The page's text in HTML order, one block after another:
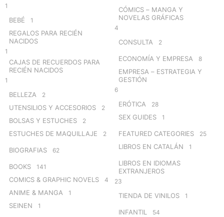
1
BEBÉ 1
REGALOS PARA RECIÉN
NACIDOS
1
CAJAS DE RECUERDOS PARA
RECIÉN NACIDOS
1
BELLEZA 2
UTENSILIOS Y ACCESORIOS 2
BOLSAS Y ESTUCHES 2
ESTUCHES DE MAQUILLAJE 2
BIOGRAFIAS 62
BOOKS 141
COMICS & GRAPHIC NOVELS 4
ANIME & MANGA 1
SEINEN 1
CÓMICS – MANGA Y
NOVELAS GRÁFICAS
4
CONSULTA 2
ECONOMÍA Y EMPRESA 8
EMPRESA – ESTRATEGIA Y
GESTIÓN
6
ERÓTICA 28
SEX GUIDES 1
FEATURED CATEGORIES 25
LIBROS EN CATALÁN 1
LIBROS EN IDIOMAS
EXTRANJEROS
23
TIENDA DE VINILOS 1
INFANTIL 54